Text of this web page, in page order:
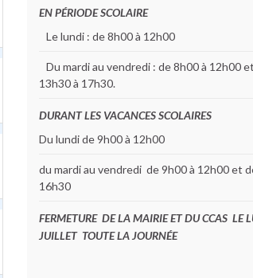
EN PÉRIODE SCOLAIRE
Le lundi : de 8h00 à 12h00
Du mardi au vendredi : de 8h00 à 12h00
13h30 à 17h30.
DURANT LES VACANCES SCOLAIRES
Du lundi de 9h00 à 12h00
du mardi au vendredi de 9h00 à 12h00 et
16h30
FERMETURE DE LA MAIRIE ET DU CCAS LE
JUILLET TOUTE LA JOURNÉE